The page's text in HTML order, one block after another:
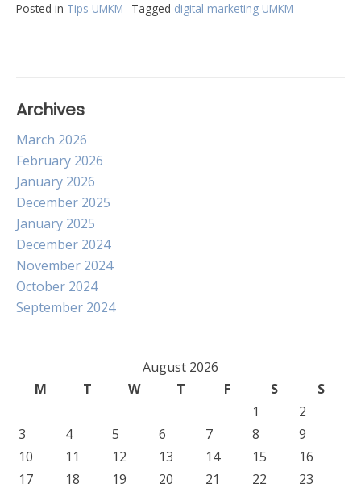
Posted in Tips UMKM Tagged digital marketing UMKM
Archives
March 2026
February 2026
January 2026
December 2025
January 2025
December 2024
November 2024
October 2024
September 2024
August 2026
M
T W T F S
S
1
2
3
4 5 6 7 8
9
10
11 12 13 14 15
16
17
18 19 20 21 22
23